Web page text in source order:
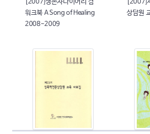
[2007]생존자다이어리 겸
워크북 A Song of Healing
2008-2009
[2007]
상담원